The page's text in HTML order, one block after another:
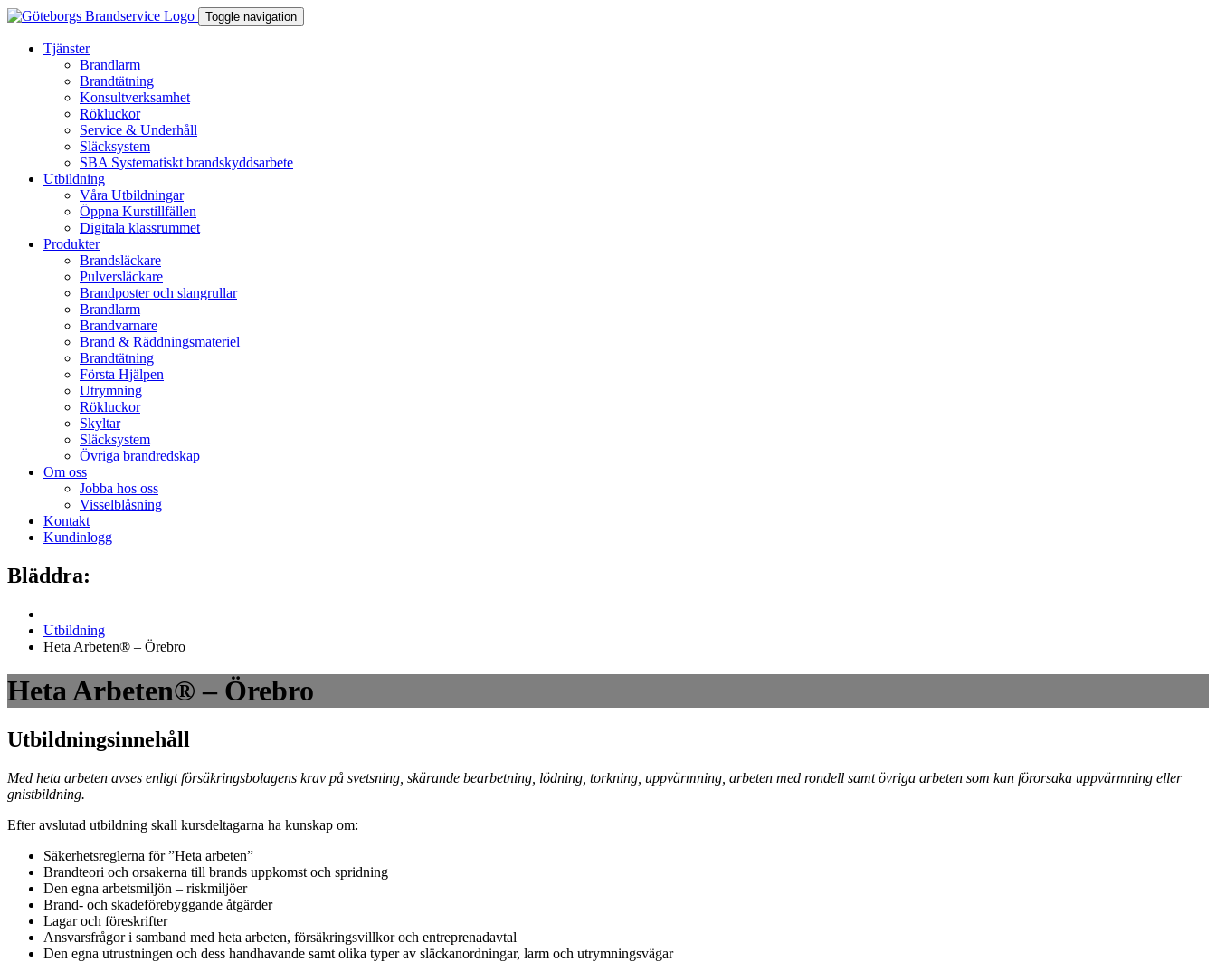
Toggle navigation
Tjänster
Brandlarm
Brandtätning
Konsultverksamhet
Rökluckor
Service & Underhåll
Släcksystem
SBA Systematiskt brandskyddsarbete
Utbildning
Våra Utbildningar
Öppna Kurstillfällen
Digitala klassrummet
Produkter
Brandsläckare
Pulversläckare
Brandposter och slangrullar
Brandlarm
Brandvarnare
Brand & Räddningsmateriel
Brandtätning
Första Hjälpen
Utrymning
Rökluckor
Skyltar
Släcksystem
Övriga brandredskap
Om oss
Jobba hos oss
Visselblåsning
Kontakt
Kundinlogg
Bläddra:
Utbildning
Heta Arbeten® – Örebro
Heta Arbeten® – Örebro
Utbildningsinnehåll
Med heta arbeten avses enligt försäkringsbolagens krav på svetsning, skärande bearbetning, lödning, torkning, uppvärmning, arbeten med rondell samt övriga arbeten som kan förorsaka uppvärmning eller
gnistbildning.
Efter avslutad utbildning skall kursdeltagarna ha kunskap om:
Säkerhetsreglerna för ”Heta arbeten”
Brandteori och orsakerna till brands uppkomst och spridning
Den egna arbetsmiljön – riskmiljöer
Brand- och skadeförebyggande åtgärder
Lagar och föreskrifter
Ansvarsfrågor i samband med heta arbeten, försäkringsvillkor och entreprenadavtal
Den egna utrustningen och dess handhavande samt olika typer av släckanordningar, larm och utrymningsvägar